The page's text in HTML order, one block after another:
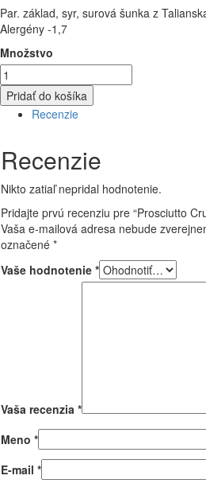
Par. základ, syr, surová šunka z
Alergény -1,7
Množstvo
Pridať do košíka
Recenzie
Recenzie
Nikto zatiaľ nepridal hodnotenie.
Pridajte prvú recenziu pre “Prosciutto
Vaša e-mailová adresa nebude
označené *
Vaše hodnotenie *
Vaša recenzia *
Meno *
E-mail *